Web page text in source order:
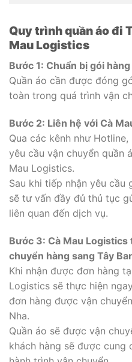
Quy trình quần áo đi
Mau Logistics
Bước 1: Chuẩn bị gói hàng
Quần áo cần được đóng
toàn trong quá trình vận
Bước 2: Liên hệ với Cà
Qua các kênh như
yêu cầu vận chuyển quần
Mau Logistics.
Sau khi tiếp nhận yêu cầu
sẽ tư vấn đầy đủ thủ tục
liên quan đến dịch vụ.
Bước 3: Cà Mau
chuyển hàng sang Tây
Khi nhận được đơn hàng
Logistics sẽ thực hiện
đơn hàng được vận
Nha.
Quần áo sẽ được vận
khách hàng sẽ được cung